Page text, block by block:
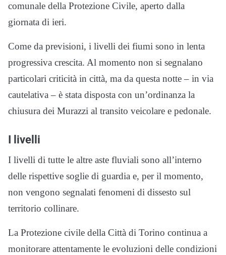
comunale della Protezione Civile, aperto dalla
giornata di ieri.
Come da previsioni, i livelli dei fiumi sono in lenta
progressiva crescita. Al momento non si segnalano
particolari criticità in città, ma da questa notte – in via
cautelativa – è stata disposta con un’ordinanza la
chiusura dei Murazzi al transito veicolare e pedonale.
I livelli
I livelli di tutte le altre aste fluviali sono all’interno
delle rispettive soglie di guardia e, per il momento,
non vengono segnalati fenomeni di dissesto sul
territorio collinare.
La Protezione civile della Città di Torino continua a
monitorare attentamente le evoluzioni delle condizioni